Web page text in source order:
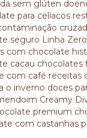
sem glúten
para celíacos
seguro Linha Zero
com chocolate
cacau chocolates
com café receitas
o inverno doces
Creamy
premium
com castanhas